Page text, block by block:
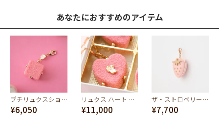
あなたにおすすめのアイテム
プチリュクスショコラ チャーム
¥6,050
リュクス ハート ショコラ ネックレス(ピンク)
¥11,000
ザ・ストロベリーマカロン チャーム(Pink)
¥7,700